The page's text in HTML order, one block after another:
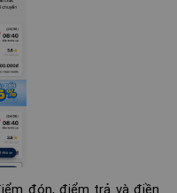
đón, điểm trả và điền